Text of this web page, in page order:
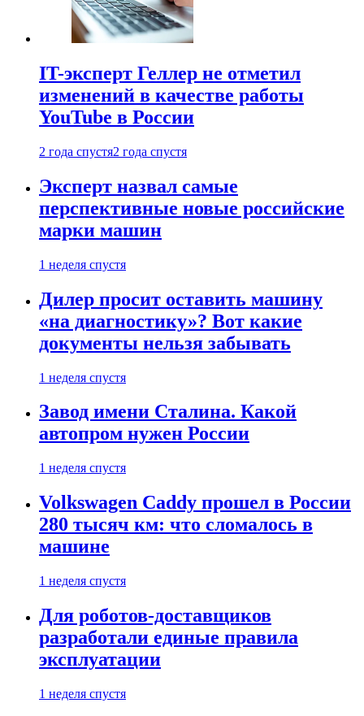
IT-эксперт Геллер не отметил
изменений в качестве работы
YouTube в России
2 года спустя2 года спустя
Эксперт назвал самые
перспективные новые российские
марки машин
1 неделя спустя
Дилер просит оставить машину
«на диагностику»? Вот какие
документы нельзя забывать
1 неделя спустя
Завод имени Сталина. Какой
автопром нужен России
1 неделя спустя
Volkswagen Caddy прошел в России
280 тысяч км: что сломалось в
машине
1 неделя спустя
Для роботов-доставщиков
разработали единые правила
эксплуатации
1 неделя спустя